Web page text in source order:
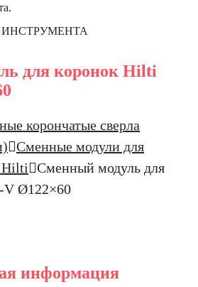
для коронок Hilti
корончатые сверла
Сменные модули для
Hilti
Сменный модуль для
V Ø122×60
информация